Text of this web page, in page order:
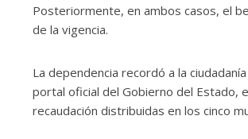
Posteriormente, en ambos casos, el
de la vigencia.
La dependencia recordó a la
portal oficial del Gobierno del Estado,
recaudación distribuidas en los cinco